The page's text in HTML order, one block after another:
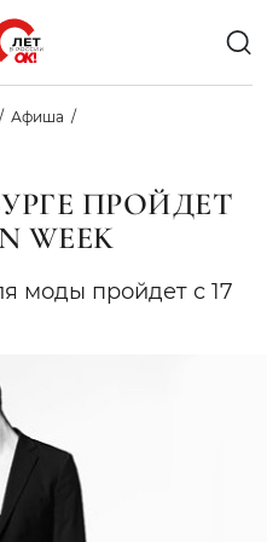
Афиша
ПРОЙДЕТ
WEEK
моды пройдет с 17